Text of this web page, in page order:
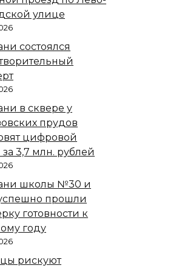
улице
состоялся
в сквере у
прудов
цифровой
за 3,7 млн. рублей
школы №30 и
прошли
готовности к
году
рискуют